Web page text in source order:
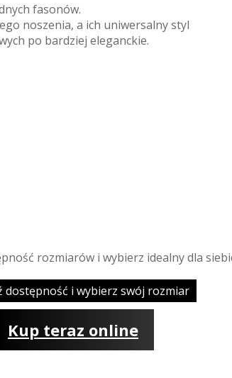
fasonów.
noszenia, a ich uniwersalny styl
po bardziej eleganckie.
rozmiarów i wybierz idealny dla
dostępność i wybierz swój rozmiar
Kup teraz online